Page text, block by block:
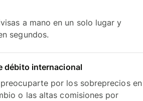
a mano en un solo lugar y
segundos.
débito internacional
por los sobreprecios en
o las altas comisiones por